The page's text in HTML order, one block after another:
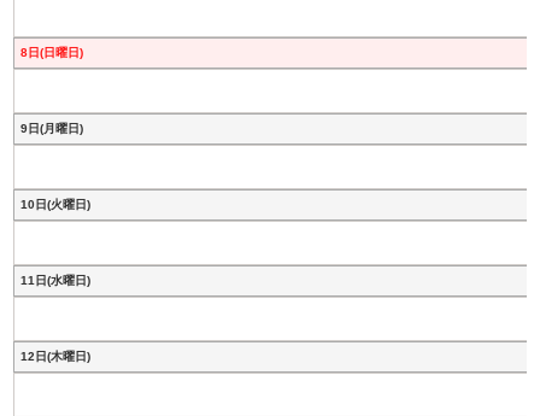
8日(日曜日)
9日(月曜日)
10日(火曜日)
11日(水曜日)
12日(木曜日)